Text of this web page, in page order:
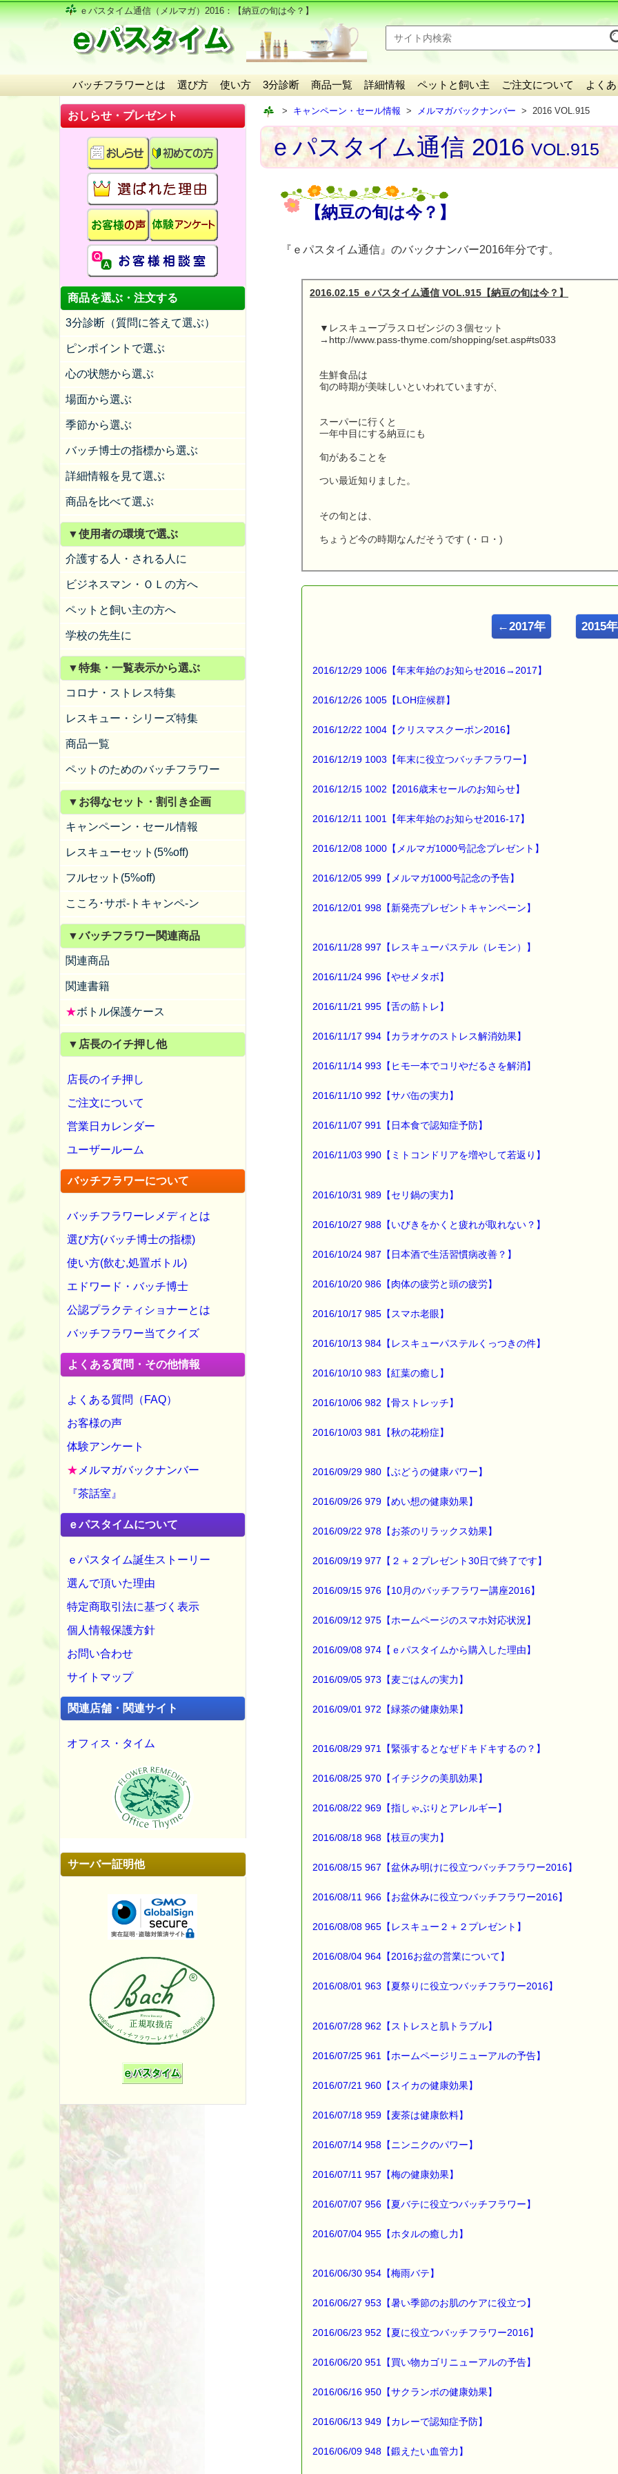
ｅパスタイム通信（メルマガ）2016：【納豆の旬は今？】
バッチフラワーとは 選び方 使い方 3分診断 商品一覧 詳細情報 ペットと飼い主 ご注文について よく
おしらせ・プレゼント
商品を選ぶ・注文する
3分診断（質問に答えて選ぶ）
ピンポイントで選ぶ
心の状態から選ぶ
場面から選ぶ
季節から選ぶ
バッチ博士の指標から選ぶ
詳細情報を見て選ぶ
商品を比べて選ぶ
▼使用者の環境で選ぶ
介護する人・される人に
ビジネスマン・ＯＬの方へ
ペットと飼い主の方へ
学校の先生に
▼特集・一覧表示から選ぶ
コロナ・ストレス特集
レスキュー・シリーズ特集
商品一覧
ペットのためのバッチフラワー
▼お得なセット・割引き企画
キャンペーン・セール情報
レスキューセット(5%off)
フルセット(5%off)
こころ･サポ-トキャンペ-ン
▼バッチフラワー関連商品
関連商品
関連書籍
★ボトル保護ケース
▼店長のイチ押し他
店長のイチ押し
ご注文について
営業日カレンダー
ユーザールーム
バッチフラワーについて
バッチフラワーレメディとは
選び方(バッチ博士の指標)
使い方(飲む,処置ボトル)
エドワード・バッチ博士
公認プラクティショナーとは
バッチフラワー当てクイズ
よくある質問・その他情報
よくある質問（FAQ）
お客様の声
体験アンケート
★ メルマガバックナンバー
『茶話室』
ｅパスタイムについて
ｅパスタイム誕生ストーリー
選んで頂いた理由
特定商取引法に基づく表示
個人情報保護方針
お問い合わせ
サイトマップ
関連店舗・関連サイト
オフィス・タイム
サーバー証明他
キャンペーン・セール情報 メルマガバックナンバー 2016 VOL.915
ｅパスタイム通信 2016VOL.915
【納豆の旬は今？】
『ｅパスタイム通信』のバックナンバー2016年分です。
2016.02.15 ｅパスタイム通信 VOL.915【納豆の旬は今？】
▼レスキュープラスロゼンジの３個セット
→http://www.pass-thyme.com/shopping/set.asp#ts033
生鮮食品は
旬の時期が美味しいといわれていますが、
スーパーに行くと
一年中目にする納豆にも
旬があることを
つい最近知りました。
その旬とは、
ちょうど今の時期なんだそうです (・ロ・)
こんにちは！
ルコ＠千葉るみこ （主婦、二児の母） でございます。
【納豆の旬は今？】
納豆の原料は
大豆の収穫時期は
その大豆を使って
旬なんだそうです。
旬が美味しいそうですよ (^^)
すごく栄養価の高い
我が家の食卓にも
納豆は
発酵が進むほど
食べるのが効果的なんだそうです (^^;)
今が旬ということですので、
よく味わって
食べたいと思います (^o^)
バッチフラワーの母液も
▼受験生を応援しています！！
http://www.pass-thyme.com/special/rescue_series.asp
http://www.pass-thyme.com/guide/info.asp
■オススメの講座情報 ━━━━━━━━━━━━━━━━━━━━☆
仙台開催の講座情報
★Facebookにも講座情報があります。
→https://www.facebook.com/pass.thyme.bach.flower
2月も後半になると
そろそろ花粉が
日本気象協会の予測では
東北地方は
最後まで読んでいただきありがとうございます。
★★★★★★★★★★★★★★★★★★★★★★★★★★★★★★★
有効期限 ：2016/02/22(月)まで
タイプ ：くじタイプ
バッチフラワーレメディ・レスキュークリーム１本当毎に
当たる確率は（1等：5% 2等：10% 3等：85%）です。
※バッチフラワー関連商品・関連書籍、セット商品は対象外です。
※携帯サイトではご利用いただけません。
→http://www.pass-thyme.com/info/#coupon
このメールはｅパスタイムをご利用（ご注文、お問い合わせ、プレゼ
割引クーポン券のプレゼントや、耳より情報をいち早くお届け致しま
∞∞∞∞∞∞∞∞∞∞∞∞∞∞∞∞∞∞∞∞∞∞∞∞∞∞∞∞∞∞∞∞∞
→http://www.pass-thyme.com/special/maga_back2016.asp
購読解除はこちらからできます
と実感していただくのが私のねがいです。
───────────────────────────────
発行責任者：店長 千葉るみこ
http://www.pass-thyme.com/
←2017年 2015
2016/12/29 1006【年末年始のお知らせ2016→2017】
2016/12/26 1005【LOH症候群】
2016/12/22 1004【クリスマスクーポン2016】
2016/12/19 1003【年末に役立つバッチフラワー】
2016/12/15 1002【2016歳末セールのお知らせ】
2016/12/11 1001【年末年始のお知らせ2016-17】
2016/12/08 1000【メルマガ1000号記念プレゼント】
2016/12/05 999【メルマガ1000号記念の予告】
2016/12/01 998【新発売プレゼントキャンペーン】
2016/11/28 997【レスキューパステル（レモン）】
2016/11/24 996【やせメタボ】
2016/11/21 995【舌の筋トレ】
2016/11/17 994【カラオケのストレス解消効果】
2016/11/14 993【ヒモ一本でコリやだるさを解消】
2016/11/10 992【サバ缶の実力】
2016/11/07 991【日本食で認知症予防】
2016/11/03 990【ミトコンドリアを増やして若返り】
2016/10/31 989【セリ鍋の実力】
2016/10/27 988【いびきをかくと疲れが取れない？】
2016/10/24 987【日本酒で生活習慣病改善？】
2016/10/20 986【肉体の疲労と頭の疲労】
2016/10/17 985【スマホ老眼】
2016/10/13 984【レスキューパステルくっつきの件】
2016/10/10 983【紅葉の癒し】
2016/10/06 982【骨ストレッチ】
2016/10/03 981【秋の花粉症】
2016/09/29 980【ぶどうの健康パワー】
2016/09/26 979【めい想の健康効果】
2016/09/22 978【お茶のリラックス効果】
2016/09/19 977【２＋２プレゼント30日で終了です】
2016/09/15 976【10月のバッチフラワー講座2016】
2016/09/12 975【ホームページのスマホ対応状況】
2016/09/08 974【ｅパスタイムから購入した理由】
2016/09/05 973【麦ごはんの実力】
2016/09/01 972【緑茶の健康効果】
2016/08/29 971【緊張するとなぜドキドキするの？】
2016/08/25 970【イチジクの美肌効果】
2016/08/22 969【指しゃぶりとアレルギー】
2016/08/18 968【枝豆の実力】
2016/08/15 967【盆休み明けに役立つバッチフラワー2016】
2016/08/11 966【お盆休みに役立つバッチフラワー2016】
2016/08/08 965【レスキュー２＋２プレゼント】
2016/08/04 964【2016お盆の営業について】
2016/08/01 963【夏祭りに役立つバッチフラワー2016】
2016/07/28 962【ストレスと肌トラブル】
2016/07/25 961【ホームページリニューアルの予告】
2016/07/21 960【スイカの健康効果】
2016/07/18 959【麦茶は健康飲料】
2016/07/14 958【ニンニクのパワー】
2016/07/11 957【梅の健康効果】
2016/07/07 956【夏バテに役立つバッチフラワー】
2016/07/04 955【ホタルの癒し力】
2016/06/30 954【梅雨バテ】
2016/06/27 953【暑い季節のお肌のケアに役立つ】
2016/06/23 952【夏に役立つバッチフラワー2016】
2016/06/20 951【買い物カゴリニューアルの予告】
2016/06/16 950【サクランボの健康効果】
2016/06/13 949【カレーで認知症予防】
2016/06/09 948【鍛えたい血管力】